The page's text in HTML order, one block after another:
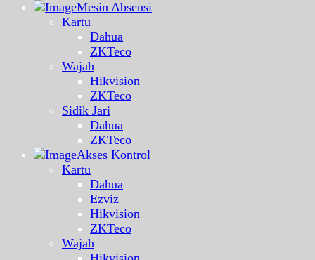
Mesin Absensi
Kartu
Dahua
ZKTeco
Wajah
Hikvision
ZKTeco
Sidik Jari
Dahua
ZKTeco
Akses Kontrol
Kartu
Dahua
Ezviz
Hikvision
ZKTeco
Wajah